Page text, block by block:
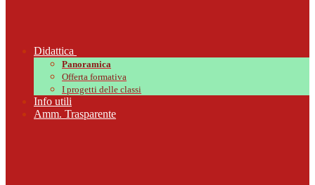
Didattica
Panoramica
Offerta formativa
I progetti delle classi
Info utili
Amm. Trasparente